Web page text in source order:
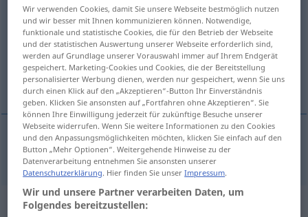
widrig
Übersicht aller Übersetzungen
(Für mehr Details die Übersetzung anklicken/antippen)
nepříznivý, protivný
nepříznivý,protivný widrig
Synonyme für "widrig"
Wir verwenden Cookies, damit Sie unsere Webseite bestmöglich nutzen
und wir besser mit Ihnen kommunizieren können. Notwendige,
funktionale und statistische Cookies, die für den Betrieb der Webseite
und der statistischen Auswertung unserer Webseite erforderlich sind,
werden auf Grundlage unserer Vorauswahl immer auf Ihrem Endgerät
gespeichert. Marketing-Cookies und Cookies, die der Bereitstellung
personalisierter Werbung dienen, werden nur gespeichert, wenn Sie uns
durch einen Klick auf den „Akzeptieren“-Button Ihr Einverständnis
geben. Klicken Sie ansonsten auf „Fortfahren ohne Akzeptieren“. Sie
können Ihre Einwilligung jederzeit für zukünftige Besuche unserer
Webseite widerrufen. Wenn Sie weitere Informationen zu den Cookies
und den Anpassungsmöglichkeiten möchten, klicken Sie einfach auf den
Button „Mehr Optionen“. Weitergehende Hinweise zu der
Datenverarbeitung entnehmen Sie ansonsten unserer
Datenschutzerklärung. Hier finden Sie unserImpressum.
Wir und unsere Partner verarbeiten Daten, um
Folgendes bereitzustellen: